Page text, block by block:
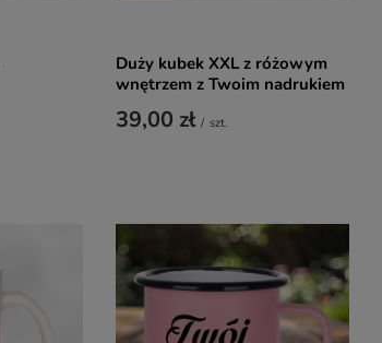
Duży kubek XXL z różowym
wnętrzem z Twoim nadrukiem
39,00 zł / szt.